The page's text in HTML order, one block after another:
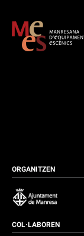
ORGANITZEN
COL·LABOREN